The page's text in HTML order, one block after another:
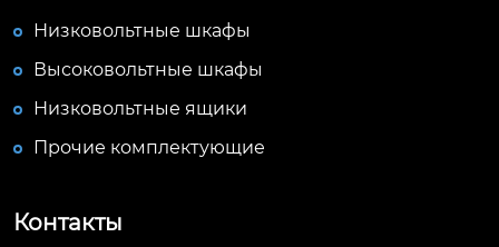
Низковольтные шкафы
Высоковольтные шкафы
Низковольтные ящики
Прочие комплектующие
Контакты